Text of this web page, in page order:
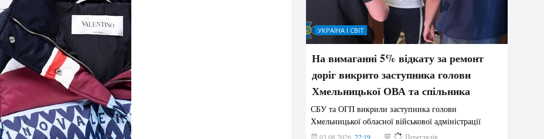
УКРАЇНА І СВІТ
На вимаганні 5% відкату за ремонт
доріг викрито заступника голови
Хмельницької ОВА та спільника
СБУ та ОГП викрили заступника голови
Хмельницької обласної військової адміністрації
03.08.2026 22:19 862 Переглядів